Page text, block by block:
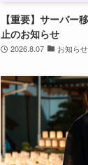
【重要】サーバー
止のお知らせ
2026.8.07 お知らせ